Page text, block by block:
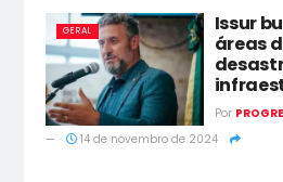
GERAL
Issur
áreas
Por
14 de novembro de 2024